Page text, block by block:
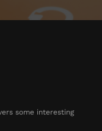
some interesting